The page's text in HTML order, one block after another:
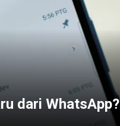
dari WhatsApp?